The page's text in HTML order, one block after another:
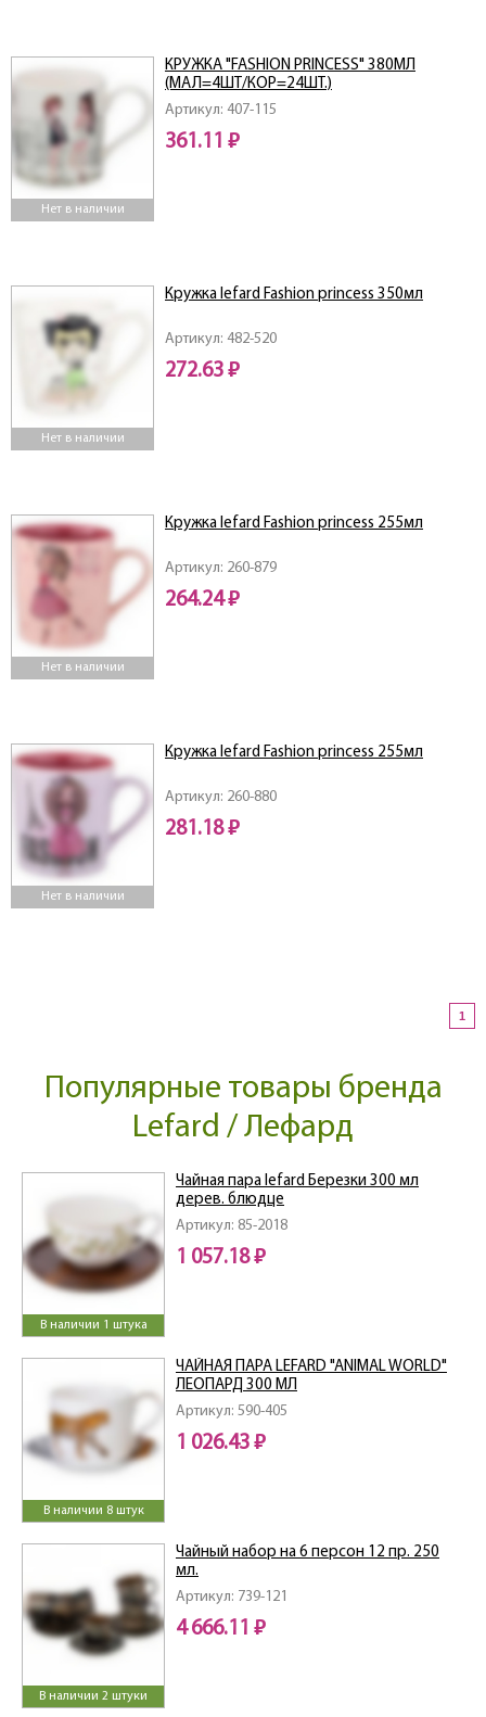
Нет в наличии
Артикул: 407-115
КРУЖКА "FASHION PRINCESS" 380МЛ
(МАЛ=4ШТ/КОР=24ШТ.)
361.11 ₽
Нет в наличии
Артикул: 482-520
Кружка lefard Fashion princess 350мл
272.63 ₽
Нет в наличии
Артикул: 260-879
Кружка lefard Fashion princess 255мл
264.24 ₽
Нет в наличии
Артикул: 260-880
Кружка lefard Fashion princess 255мл
281.18 ₽
1
Популярные товары бренда
Lefard / Лефард
В наличии 1 штука
Артикул: 85-2018
Чайная пара lefard Березки 300 мл
дерев. блюдце
1 057.18 ₽
В наличии 8 штук
Артикул: 590-405
ЧАЙНАЯ ПАРА LEFARD "ANIMAL WORLD"
ЛЕОПАРД 300 МЛ
1 026.43 ₽
В наличии 2 штуки
Артикул: 739-121
Чайный набор на 6 персон 12 пр. 250
мл.
4 666.11 ₽